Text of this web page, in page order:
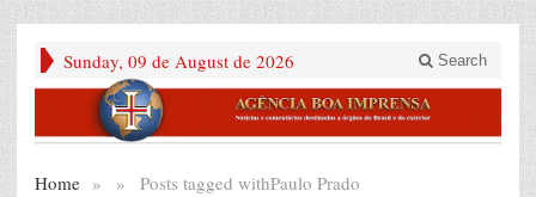
Sunday, 09 de August de 2026 Search
Home » Posts tagged with
» Paulo Prado